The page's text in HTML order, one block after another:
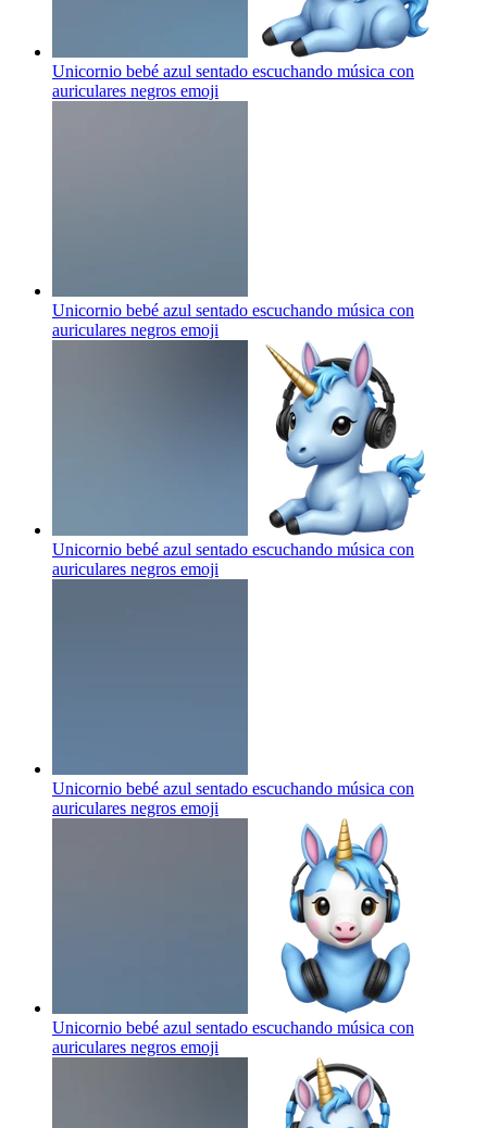
Unicornio bebé azul sentado escuchando música con
auriculares negros emoji
Unicornio bebé azul sentado escuchando música con
auriculares negros emoji
Unicornio bebé azul sentado escuchando música con
auriculares negros emoji
Unicornio bebé azul sentado escuchando música con
auriculares negros emoji
Unicornio bebé azul sentado escuchando música con
auriculares negros emoji